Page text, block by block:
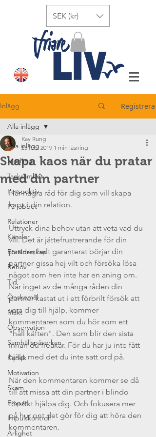
SEK (kr)
Inlägg Registrera
Alla inlägg
Medling
Tacksamhet
Perspektiv
På jobbet
Relationer
Känslor
Föräldraskap
Behov
Tid
Önskemål
Makt
Observation
Samhällspåverkan
Kärlek
Motivation
Skam
Empati
Impulskontroll
Ärlighet
Alla inlägg
Skapa kaos när du pratar
med din partner
Kay Rung
25 feb. 2019 1 min läsning
Här några råd för dig som vill skapa
kaos i din relation.
Uttryck dina behov utan att veta vad du
vill. Det är jättefrustrerande för din
partner, helt garanterat börjar din
partner gissa hej vilt och försöka lösa
något som hen inte har en aning om.
När inget av de många råden din
partner kastat ut i ett förbrilt försök att
vara dig till hjälp, kommer
kommentaren som du hör som ett
"håll käften". Den som blir den sista
innan du freakar. För du har ju inte fått
hjälp med det du inte satt ord på.
När den kommentaren kommer se då
till att missa att din partner i blindo
försökt hjälpa dig. Och fokusera mer
på hur ont det gör för dig att höra den
kommentaren.